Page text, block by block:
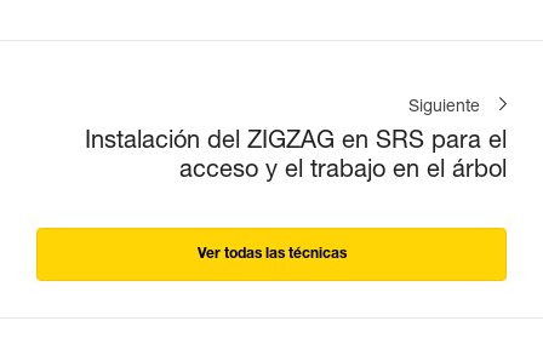
Siguiente
Instalación del ZIGZAG en SRS para el
acceso y el trabajo en el árbol
Ver todas las técnicas